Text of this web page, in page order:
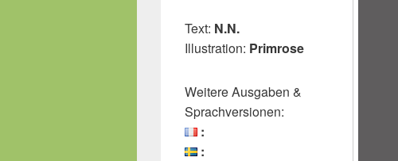
Text: N.N.
Illustration: Primrose
Weitere Ausgaben &
Sprachversionen:
:
: